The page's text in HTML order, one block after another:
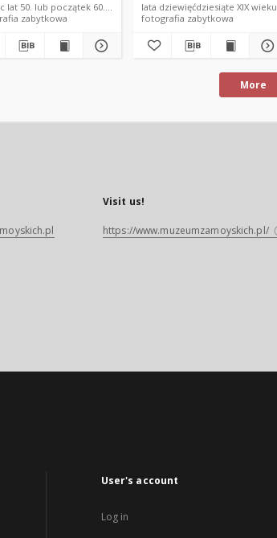
lat 50. lub początek 60. XIX wieku
zabytkowa
lata dziewięćdziesiąte XIX wieku
fotografia zabytkowa
More
Visit us!
https://www.muzeumzamoyskich.pl/
User's account
Log in